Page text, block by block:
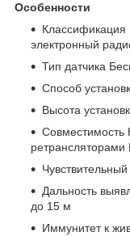
Особенности
Классификация
электронный
Тип датчика
Способ
Высота
Совместимость
ретрансляторами
Дальность
до 15 м
Иммунитет к